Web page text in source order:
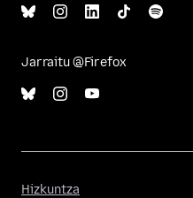
Jarraitu @Firefox
Hizkuntza